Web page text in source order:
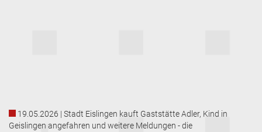
19.05.2026 | Stadt Eislingen kauft Gaststätte Adler, Kind in
Geislingen angefahren und weitere Meldungen - die